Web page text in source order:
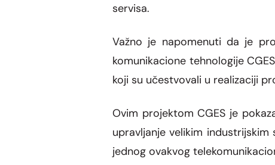
servisa.
Važno je napomenuti da je
komunikacione tehnologije
koji su učestvovali u realizaciji
Ovim projektom CGES je
upravljanje velikim
jednog ovakvog